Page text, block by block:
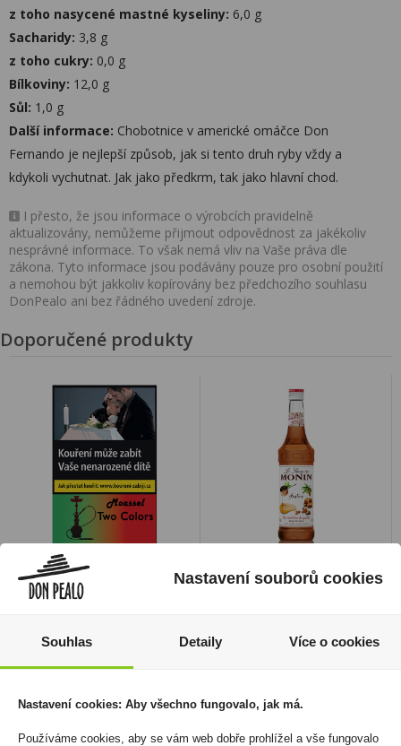
z toho nasycené mastné kyseliny: 6,0 g
Sacharidy: 3,8 g
z toho cukry: 0,0 g
Bílkoviny: 12,0 g
Sůl: 1,0 g
Další informace: Chobotnice v americké omáčce Don
Fernando je nejlepší způsob, jak si tento druh ryby vždy a
kdykoli vychutnat. Jak jako předkrm, tak jako hlavní chod.
I přesto, že jsou informace o výrobcích pravidelně
aktualizovány, nemůžeme přijmout odpovědnost za jakékoliv
nesprávné informace. To však nemá vliv na Vaše práva dle
zákona. Tyto informace jsou podávány pouze pro osobní použití
a nemohou být jakkoliv kopírovány bez předchozího souhlasu
DonPealo ani bez řádného uvedení zdroje.
Doporučené produkty
Tabák Moassel Two
Colors 50g
Cena za:
Monin Praline 0,7l
Skladem:do 5 ks
Nastavení souborů cookies
Souhlas Detaily Více o cookies
Nastavení cookies: Aby všechno fungovalo, jak má.
Používáme cookies, aby se vám web dobře prohlížel a vše fungovalo